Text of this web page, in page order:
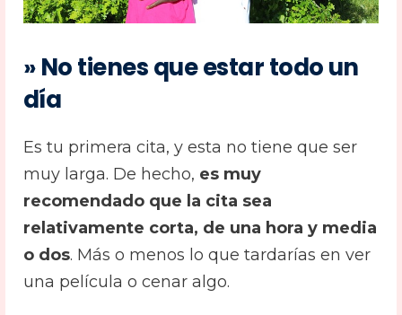
» No tienes que estar todo un
día
Es tu primera cita, y esta no tiene que ser
muy larga. De hecho, es muy
recomendado que la cita sea
relativamente corta, de una hora y media
o dos. Más o menos lo que tardarías en ver
una película o cenar algo.